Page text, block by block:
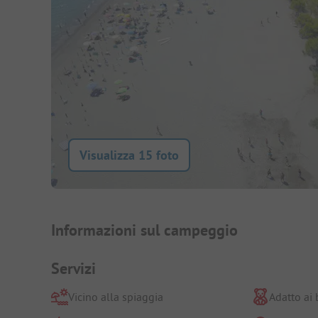
Visualizza 15 foto
Presentazione del
Informazioni sul campeggio
Servizi
Vicino alla spiaggia Adatto ai